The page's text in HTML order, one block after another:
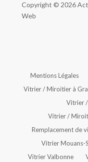
Copyright © 2026
Web
Mentions Légales
Vitrier / Miroitier à
Vitrier
Vitrier /
Remplacement de
Vitrier Mouans-
Vitrier Valbonne